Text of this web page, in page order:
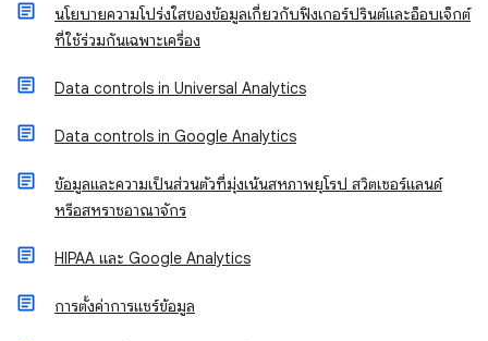
นโยบายความโปร่งใสของข้อมูลเกี่ยวกับฟิงเกอร์ปรินต์และอ็อบเจ็กต์
ที่ใช้ร่วมกันเฉพาะเครื่อง
Data controls in Universal Analytics
Data controls in Google Analytics
ข้อมูลและความเป็นส่วนตัวที่มุ่งเน้นสหภาพยุโรป สวิตเซอร์แลนด์
หรือสหราชอาณาจักร
HIPAA และ Google Analytics
การตั้งค่าการแชร์ข้อมูล